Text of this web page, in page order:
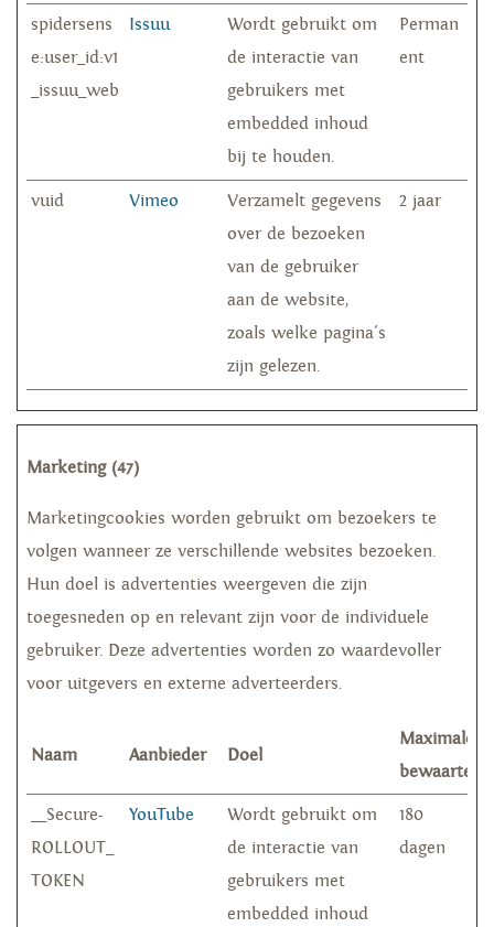
spidersens
e:user_id:v1
_issuu_web
Issuu
Wordt gebruikt om
de interactie van
gebruikers met
embedded inhoud
bij te houden.
Perman
ent
vuid Vimeo
Verzamelt gegevens
over de bezoeken
van de gebruiker
aan de website,
zoals welke pagina's
zijn gelezen.
2 jaar
Marketing (47)
Marketingcookies worden gebruikt om bezoekers te
volgen wanneer ze verschillende websites bezoeken.
Hun doel is advertenties weergeven die zijn
toegesneden op en relevant zijn voor de individuele
gebruiker. Deze advertenties worden zo waardevoller
voor uitgevers en externe adverteerders.
Naam Aanbieder Doel
Maximale
__Secure-
ROLLOUT_
TOKEN
YouTube
Wordt gebruikt om
de interactie van
gebruikers met
embedded inhoud
180
dagen